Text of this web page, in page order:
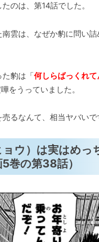
のは、第14話でした。
雲は、なぜか豹に問い
た豹は「何しらばっくれ
嘩をうっていました。
るなんて、相当ヤバいで
ョウ）は実はめっ
5巻の第38話）